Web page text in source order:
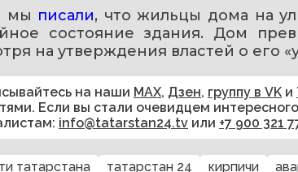
мы писали, что жильцы дома на
состояние здания. Дом
на утверждения властей о его
на наши MAX, Дзен, группу в VK и
Если вы стали очевидцем
info@tatarstan24.tv или +7 900 321
татарстана татарстан 24 кирпичи